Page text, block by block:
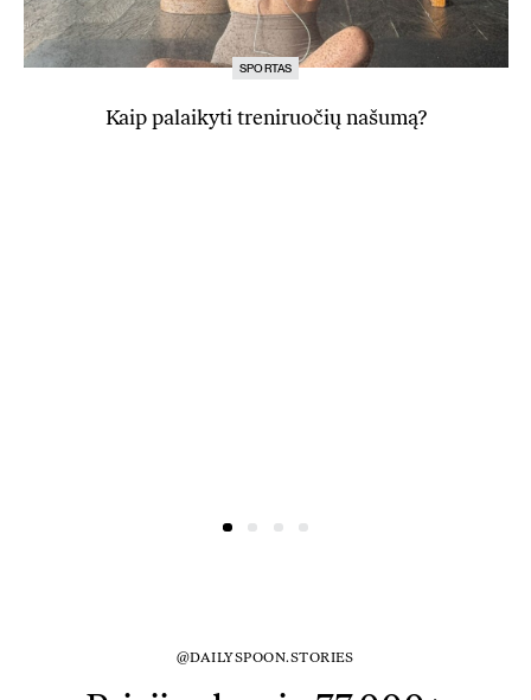
SPORTAS
Kaip palaikyti treniruočių našumą?
@DAILYSPOON.STORIES